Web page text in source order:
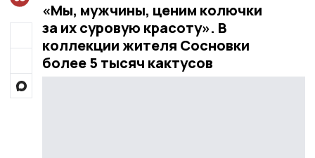
«Мы, мужчины, ценим колючки
за их суровую красоту». В
коллекции жителя Сосновки
более 5 тысяч кактусов